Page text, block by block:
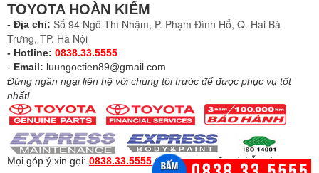
TOYOTA HOÀN KIẾM
- Địa chỉ: Số 94 Ngô Thì Nhậm, P. Phạm Đình Hổ, Q. Hai Bà
Trưng, TP. Hà Nội
- Hotline: 0838.33.5555
- Email: luungoctien89@gmail.com
Đừng ngần ngại liên hệ với chúng tôi trước để được phục vụ tốt
nhất!
Mọi góp ý xin gọi: 0838.33.5555 (Để được tư vấn và hỗ trợ)